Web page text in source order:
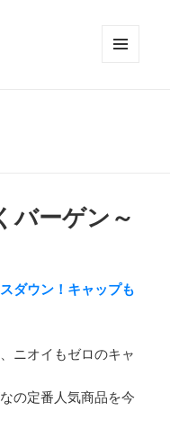
バーゲン～
ダウン！キャップも
ニオイもゼロのキャ
の定番人気商品を今